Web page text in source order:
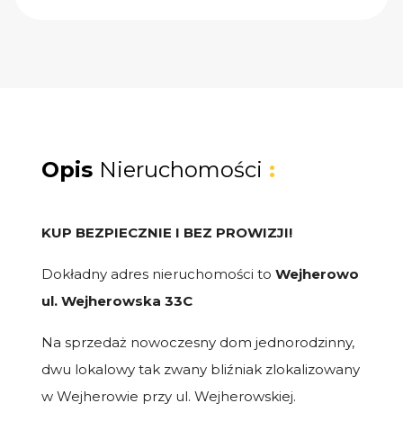
Opis Nieruchomości :
KUP BEZPIECZNIE I BEZ PROWIZJI!
Dokładny adres nieruchomości to Wejherowo
ul. Wejherowska 33C
Na sprzedaż nowoczesny dom jednorodzinny,
dwu lokalowy tak zwany bliźniak zlokalizowany
w Wejherowie przy ul. Wejherowskiej.